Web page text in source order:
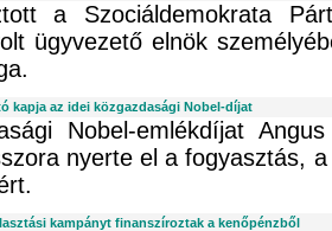
a Szociáldemokrata
ügyvezető elnök
kapja az idei közgazdasági Nobel-díjat
Nobel-emlékdíjat
nyerte el a fogyasztás,
kampányt finanszíroztak a kenőpénzből